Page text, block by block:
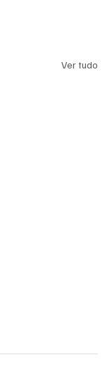
Ver tudo